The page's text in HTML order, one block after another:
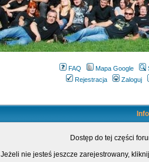
FAQ Mapa Google
Rejestracja
Zaloguj
Dostęp do tej części
Jeżeli nie jesteś jeszcze zarejestrowany, kliknij